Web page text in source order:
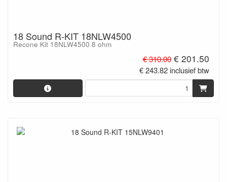
18 Sound R-KIT 18NLW4500
Recone Kit 18NLW4500 8 ohm
€ 310.00 € 201.50
€ 243.82 inclusief btw